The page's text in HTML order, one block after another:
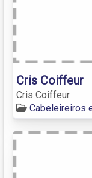
Cris Coiffeur
Cris Coiffeur
Cabeleireiros